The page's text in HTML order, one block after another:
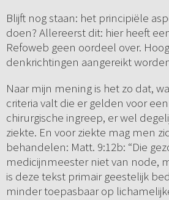
Blijft nog staan: het principiële
doen? Allereerst dit: hier heeft
Refoweb geen oordeel over.
denkrichtingen aangereikt
Naar mijn mening is het zo dat,
criteria valt die er gelden voor
chirurgische ingreep, er wel
ziekte. En voor ziekte mag men
behandelen: Matt. 9:12b: “Die
medicijnmeester niet van node,
is deze tekst primair geestelijk
minder toepasbaar op